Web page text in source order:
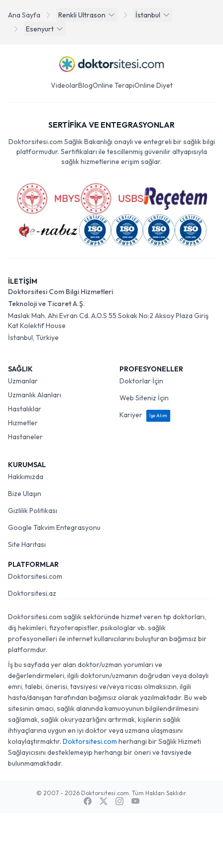
Ana Sayfa Renkli Ultrason
İstanbul
Esenyurt
VideolarBlogOnline TerapiOnline Diyet
SERTİFİKA VE ENTEGRASYONLAR
Doktorsitesi.com Sağlık Bakanlığı onaylı ve entegreli bir sağlık bilgi
platformudur. Sertifikaları ile tescillenmiş güvenilir altyapısıyla
sağlık hizmetlerine erişim sağlar.
İLETİŞİM
Doktorsitesi Com Bilgi Hizmetleri
Teknoloji ve Ticaret A.Ş.
Maslak Mah. Ahi Evran Cd. A.O.S 55 Sokak No:2 Aksoy Plaza Giriş
Kat Kolektif House
İstanbul, Türkiye
SAĞLIK
Uzmanlar
Uzmanlık Alanları
Hastalıklar
Hizmetler
Hastaneler
PROFESYONELLER
Doktorlar İçin
Web Siteniz İçin
Kariyer
İşe Alım
KURUMSAL
Hakkımızda
Bize Ulaşın
Gizlilik Politikası
Google Takvim Entegrasyonu
Site Haritası
PLATFORMLAR
Doktorsitesi.com
Doktorsitesi.az
Doktorsitesi.com sağlık sektöründe hizmet veren tıp doktorları,
diş hekimleri, fizyoterapistler, psikologlar vb. sağlık
profesyonelleri ile internet kullanıcılarını buluşturan bağımsız bir
platformdur.
İş bu sayfada yer alan doktor/uzman yorumları ve
değerlendirmeleri, ilgili doktorun/uzmanın doğrudan veya dolaylı
emri, talebi, önerisi, tavsiyesi ve/veya ricası olmaksızın, ilgili
hasta/danışan tarafından bağımsız olarak yazılmaktadır. Bu web
sitesinin amacı, sağlık alanında kamuoyunun bilgilendirilmesini
sağlamak, sağlık okuryazarlığını artırmak, kişilerin sağlık
ihtiyaçlarına uygun en iyi doktor veya uzmana ulaşmasını
kolaylaştırmaktır. Doktorsitesi.com herhangi bir Sağlık Hizmeti
Sağlayıcısını desteklemeyip herhangi bir öneri ve tavsiyede
bulunmamaktadır.
© 2007 - 2026 Doktorsitesi.com. Tüm Hakları Saklıdır.